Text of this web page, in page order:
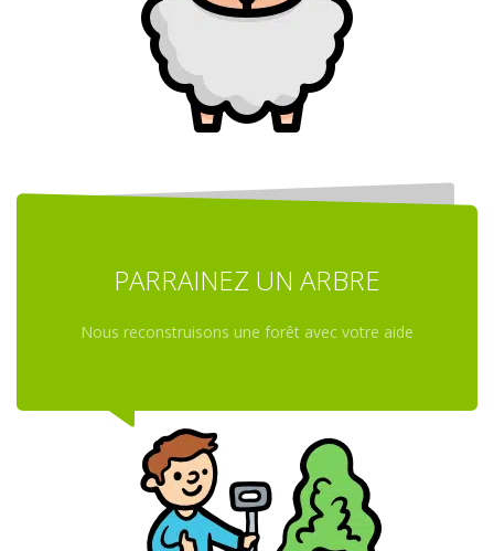
PARRAINEZ UN ARBRE
Nous reconstruisons une forêt avec votre aide